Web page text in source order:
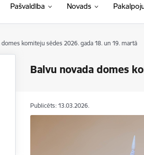
Pašvaldība Novads
domes komiteju sēdes 2026. gada 18. un 19. martā
Balvu novada domes
Publicēts: 13.03.2026.